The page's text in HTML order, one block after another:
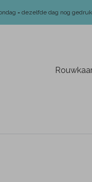
= dezelfde dag nog